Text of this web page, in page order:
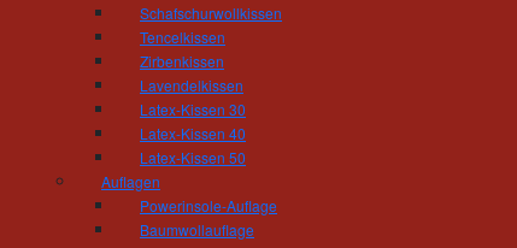
Schafschurwollkissen
Tencelkissen
Zirbenkissen
Lavendelkissen
Latex-Kissen 30
Latex-Kissen 40
Latex-Kissen 50
Auflagen
Powerinsole-Auflage
Baumwollauflage
Öffnungszeiten Wohnausstellung:
Montag - Donnerstag 10.00 - 18.00 Uhr
Freitag 10:00 - 16:00 Uhr
und nach Vereinbarung
Öffnungszeiten Werkstatt:
Freitag 06:30 - 14:00 Uhr